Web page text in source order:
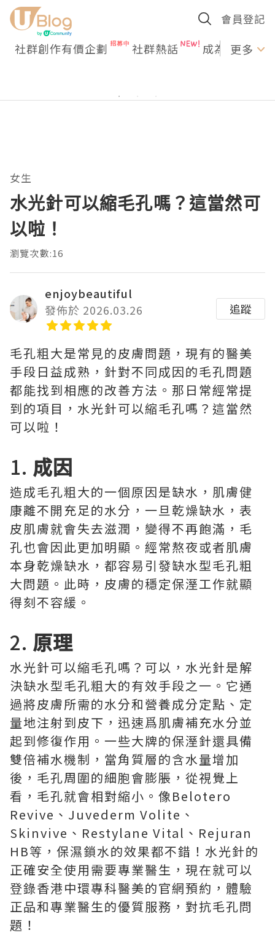
會員登記
社群創作有價企劃 社群熱話 成為U更多
女生
水光針可以縮毛孔嗎？這當然可
以啦！
瀏覽次數:16
enjoybeautiful
發佈於 2026.03.26
追蹤
毛孔粗大是常見的皮膚問題，現有的醫美
手段日益成熟，針對不同成因的毛孔問題
都能找到相應的改善方法。那日常經常提
到的項目，水光針可以縮毛孔嗎？這當然
可以啦！
1. 成因
造成毛孔粗大的一個原因是缺水，肌膚健
康離不開充足的水分，一旦乾燥缺水，表
皮肌膚就會失去滋潤，變得不再飽滿，毛
孔也會因此更加明顯。經常熬夜或者肌膚
本身乾燥缺水，都容易引發缺水型毛孔粗
大問題。此時，皮膚的穩定保溼工作就顯
得刻不容緩。
2. 原理
水光針可以縮毛孔嗎？可以，水光針是解
決缺水型毛孔粗大的有效手段之一。它通
過將皮膚所需的水分和營養成分定點、定
量地注射到皮下，迅速爲肌膚補充水分並
起到修復作用。一些大牌的保溼針還具備
雙倍補水機制，當角質層的含水量增加
後，毛孔周圍的細胞會膨脹，從視覺上
看，毛孔就會相對縮小。像Belotero
Revive、Juvederm Volite、
Skinvive、Restylane Vital、Rejuran
HB等，保濕鎖水的效果都不錯！水光針的
正確安全使用需要專業醫生，現在就可以
登錄香港中環專科醫美的官網預約，體驗
正品和專業醫生的優質服務，對抗毛孔問
題！